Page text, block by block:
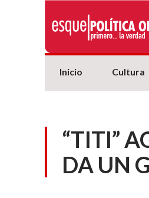
Inicio Cultura
“TITI”
DA UN